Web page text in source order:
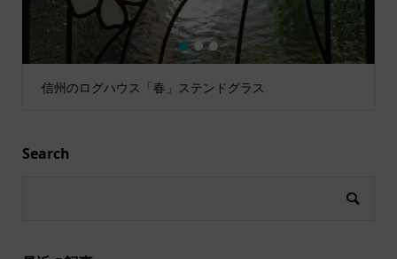
信州のログハウス「春」ステンドグラス
1 2 3
Search